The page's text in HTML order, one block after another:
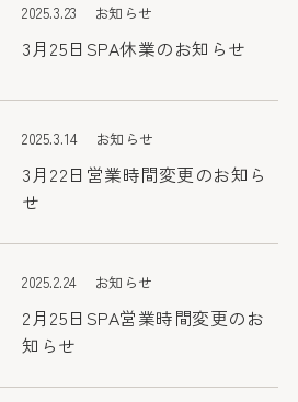
2025.3.23 お知らせ
3月25日SPA休業のお知らせ
2025.3.14 お知らせ
3月22日営業時間変更のお知ら
せ
2025.2.24 お知らせ
2月25日SPA営業時間変更のお
知らせ